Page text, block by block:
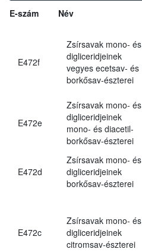
E-szám Név
E472f
Zsírsavak mono- és
digliceridjeinek
vegyes ecetsav- és
borkősav-észterei
E472e
Zsírsavak mono- és
digliceridjeinek
mono- és diacetil-
borkősav-észterei
E472d
Zsírsavak mono- és
digliceridjeinek
borkősav-észterei
E472c
Zsírsavak mono- és
digliceridjeinek
citromsav-észterei